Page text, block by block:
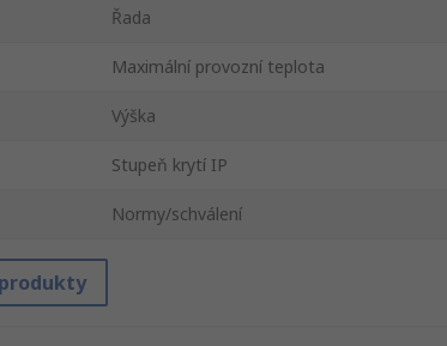
Řada
Maximální provozní teplota
Výška
Stupeň krytí IP
Normy/schválení